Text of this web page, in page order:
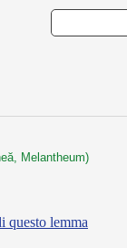
Melantheum)
questo lemma